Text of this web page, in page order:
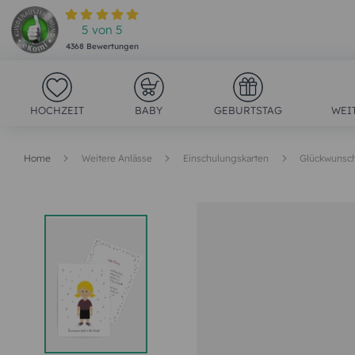
5 von 5
4368Bewertungen
HOCHZEIT BABY GEBURTSTAG
Home Weitere Anlässe Einschulungskarten